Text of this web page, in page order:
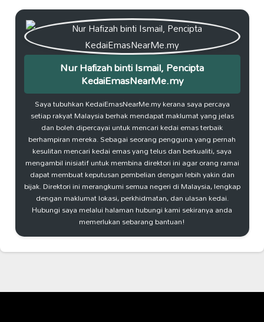
Nur Hafizah binti Ismail, Pencipta
KedaiEmasNearMe.my
Saya tubuhkan KedaiEmasNearMe.my kerana saya percaya
setiap rakyat Malaysia berhak mendapat maklumat yang jelas
dan boleh dipercayai untuk mencari kedai emas terbaik
berhampiran mereka. Sebagai seorang pengguna yang pernah
kesulitan mencari kedai emas yang telus dan berkualiti, saya
mengambil inisiatif untuk membina direktori ini agar orang ramai
dapat membuat keputusan pembelian dengan lebih yakin dan
bijak. Direktori ini merangkumi semua negeri di Malaysia, lengkap
dengan maklumat lokasi, perkhidmatan, dan ulasan kedai.
Hubungi saya melalui halaman hubungi kami sekiranya anda
memerlukan sebarang bantuan!